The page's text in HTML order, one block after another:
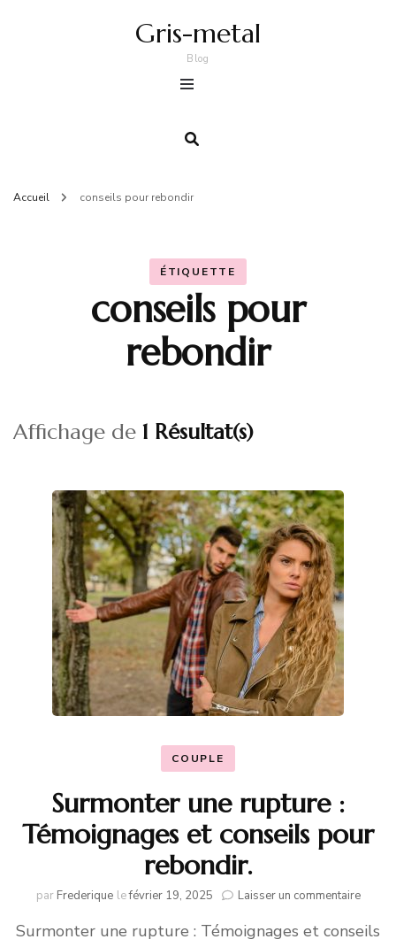
Gris-metal
Blog
Accueil conseils pour rebondir
ÉTIQUETTE
conseils pour
rebondir
Affichage de 1 Résultat(s)
COUPLE
Surmonter une rupture :
Témoignages et conseils pour
rebondir.
par Frederique lefévrier 19, 2025 Laisser un commentairesur
une
Surmonter une rupture : Témoignages et conseils